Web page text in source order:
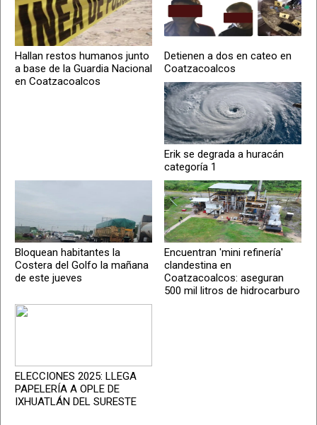
Hallan restos humanos junto
a base de la Guardia Nacional
en Coatzacoalcos
Detienen a dos en cateo en
Coatzacoalcos
Erik se degrada a huracán
categoría 1
Bloquean habitantes la
Costera del Golfo la mañana
de este jueves
Encuentran 'mini refinería'
clandestina en
Coatzacoalcos: aseguran
500 mil litros de hidrocarburo
ELECCIONES 2025: LLEGA
PAPELERÍA A OPLE DE
IXHUATLÁN DEL SURESTE